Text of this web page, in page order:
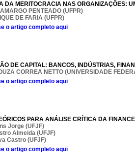
DA MERITOCRACIA NAS ORGANIZAÇÕES:
PENTEADO (UFPR)
DE FARIA (UFPR)
o artigo completo aqui
DE CAPITAL: BANCOS, INDÚSTRIAS,
CORREA NETTO (UNIVERSIDADE
o artigo completo aqui
PARA ANÁLISE CRÍTICA DA
Jorge (UFJF)
Almeida (UFJF)
Castro (UFJF)
o artigo completo aqui